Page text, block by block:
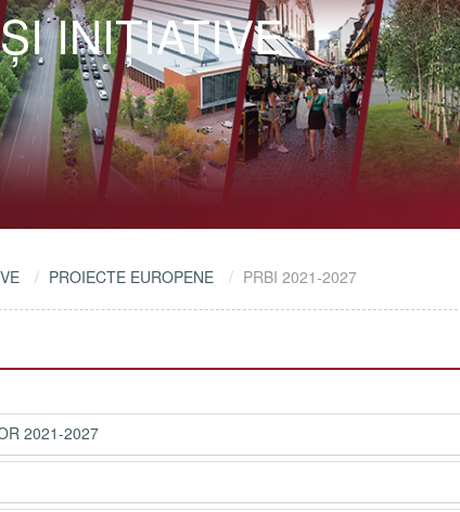
INIŢIATIVE
PROIECTE EUROPENE PRBI 2021-2027
2021-2027